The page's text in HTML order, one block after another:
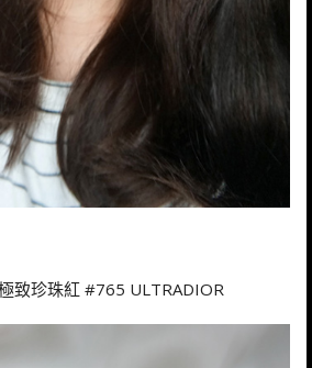
致珍珠紅 #765 ULTRADIOR